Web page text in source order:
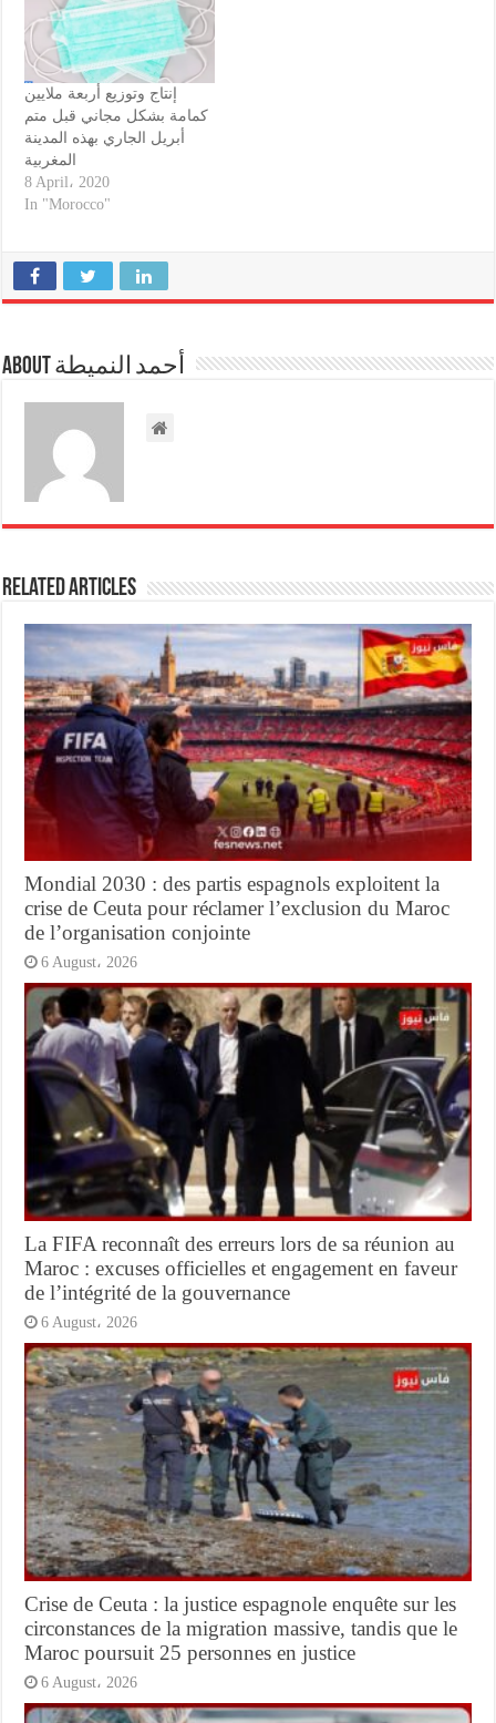
إنتاج وتوزيع أربعة ملايين
كمامة بشكل مجاني قبل متم
أبريل الجاري بهذه المدينة
المغربية
8 April، 2020
In "Morocco"
About أحمد النميطة
Related Articles
Mondial 2030 : des partis espagnols exploitent la
crise de Ceuta pour réclamer l’exclusion du Maroc
de l’organisation conjointe
6 August، 2026
La FIFA reconnaît des erreurs lors de sa réunion au
Maroc : excuses officielles et engagement en faveur
de l’intégrité de la gouvernance
6 August، 2026
Crise de Ceuta : la justice espagnole enquête sur les
circonstances de la migration massive, tandis que le
Maroc poursuit 25 personnes en justice
6 August، 2026